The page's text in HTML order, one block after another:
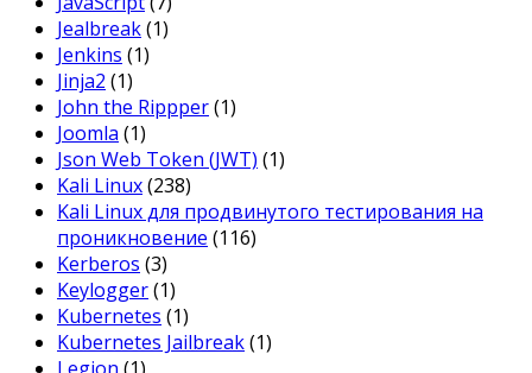
Jealbreak(1)
Jenkins (1)
Jinja2 (1)
John the Rippper(1)
Joomla (1)
Json Web Token (JWT) (1)
Kali Linux(238)
Kali Linux для продвинутого тестирования на
проникновение (116)
Kerberos (3)
Keylogger(1)
Kubernetes (1)
Kubernetes Jailbreak(1)